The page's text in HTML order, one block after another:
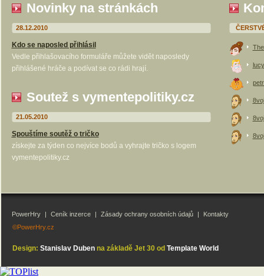
Novinky na stránkách
28.12.2010
Kdo se naposled přihlásil
Vedle přihlašovacího formuláře můžete vidět naposledy
přihlášené hráče a podívat se co rádi hrají.
Soutež s vymentepolitiky.cz
21.05.2010
Spouštíme soutěž o tričko
získejte za týden co nejvíce bodů a vyhrajte tričko s logem
vymentepolitiky.cz
PowerHry | Ceník inzerce | Zásady ochrany osobních údajů |
Kontakty
©PowerHry.cz
Design: Stanislav Dubenna základě Jet 30 od Template World